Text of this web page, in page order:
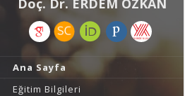
Doç. Dr. ERDEM ÖZKAN
Ana Sayfa
Eğitim Bilgileri